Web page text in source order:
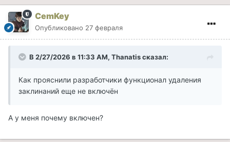
CemKey
Опубликовано 27 февраля
В 2/27/2026 в 11:33 AM, Thanatisсказал:
Как прояснили разработчики функционал удаления
заклинаний еще не включён
А у меня почему включен?